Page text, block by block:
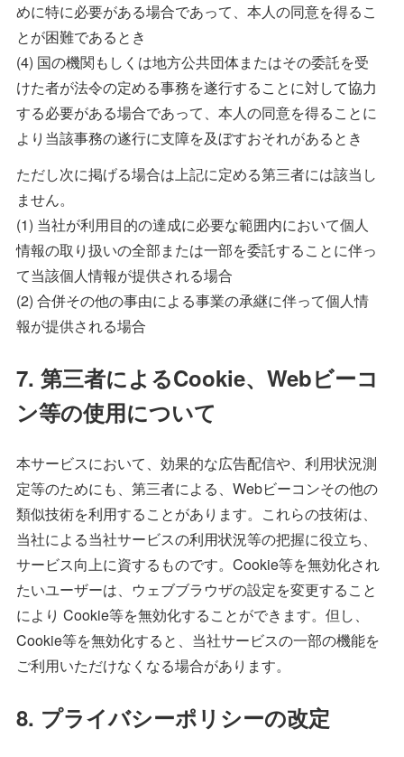
めに特に必要がある場合であって、本人の同意を得るこ
とが困難であるとき
(4) 国の機関もしくは地方公共団体またはその委託を受
けた者が法令の定める事務を遂行することに対して協力
する必要がある場合であって、本人の同意を得ることに
より当該事務の遂行に支障を及ぼすおそれがあるとき
ただし次に掲げる場合は上記に定める第三者には該当し
ません。
(1) 当社が利用目的の達成に必要な範囲内において個人
情報の取り扱いの全部または一部を委託することに伴っ
て当該個人情報が提供される場合
(2) 合併その他の事由による事業の承継に伴って個人情
報が提供される場合
7. 第三者によるCookie、Webビーコ
ン等の使用について
本サービスにおいて、効果的な広告配信や、利用状況測
定等のためにも、第三者による、Webビーコンその他の
類似技術を利用することがあります。これらの技術は、
当社による当社サービスの利用状況等の把握に役立ち、
サービス向上に資するものです。Cookie等を無効化され
たいユーザーは、ウェブブラウザの設定を変更すること
により Cookie等を無効化することができます。但し、
Cookie等を無効化すると、当社サービスの一部の機能を
ご利用いただけなくなる場合があります。
8. プライバシーポリシーの改定